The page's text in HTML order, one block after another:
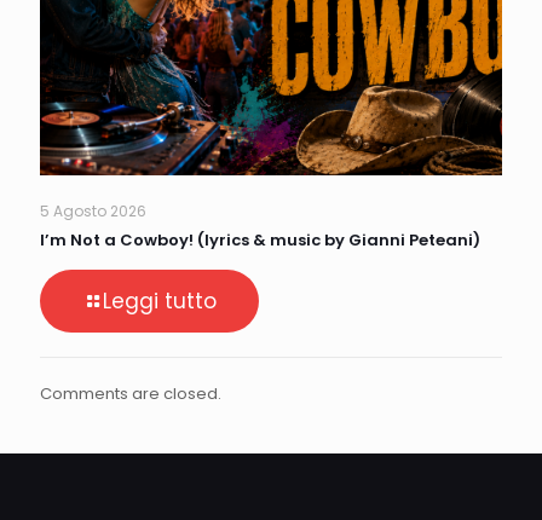
5 Agosto 2026
I’m Not a Cowboy! (lyrics & music by Gianni Peteani)
Leggi tutto
Comments are closed.